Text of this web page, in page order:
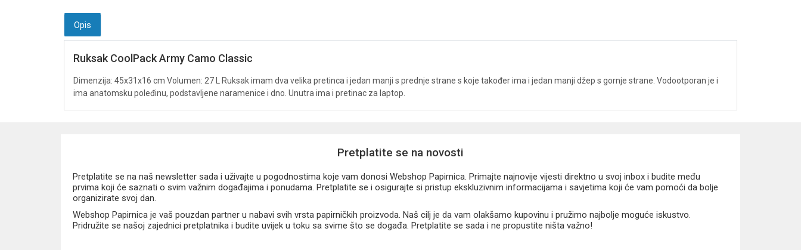
Opis
Ruksak CoolPack Army Camo Classic
Dimenzija: 45x31x16 cm Volumen: 27 L Ruksak imam dva velika pretinca i jedan manji s prednje strane s koje također ima i jedan manji džep s gornje strane. Vodootporan je i
ima anatomsku poleđinu, podstavljene naramenice i dno. Unutra ima i pretinac za laptop.
Pretplatite se na novosti
Pretplatite se na naš newsletter sada i uživajte u pogodnostima koje vam donosi Webshop Papirnica. Primajte najnovije vijesti direktno u svoj inbox i budite među
prvima koji će saznati o svim važnim događajima i ponudama. Pretplatite se i osigurajte si pristup ekskluzivnim informacijama i savjetima koji će vam pomoći da bolje
organizirate svoj dan.
Webshop Papirnica je vaš pouzdan partner u nabavi svih vrsta papirničkih proizvoda. Naš cilj je da vam olakšamo kupovinu i pružimo najbolje moguće iskustvo.
Pridružite se našoj zajednici pretplatnika i budite uvijek u toku sa svime što se događa. Pretplatite se sada i ne propustite ništa važno!